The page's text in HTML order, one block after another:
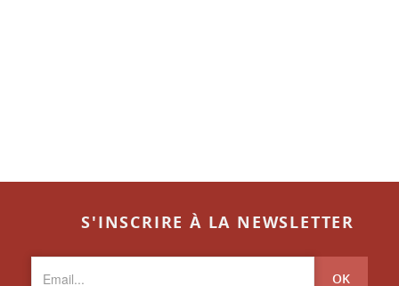
S'INSCRIRE À LA NEWSLETTER
OK